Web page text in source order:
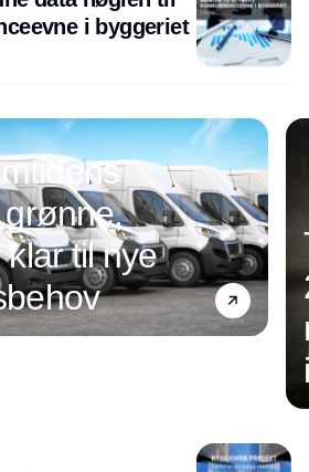
i byggeriet
til nye